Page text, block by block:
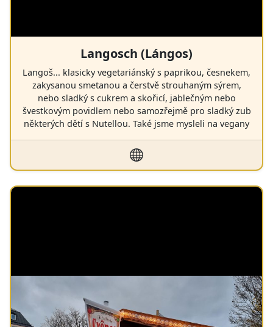
Langosch (Lángos)
Langoš... klasicky vegetariánský s paprikou, česnekem,
zakysanou smetanou a čerstvě strouhaným sýrem,
nebo sladký s cukrem a skořicí, jablečným nebo
švestkovým povidlem nebo samozřejmě pro sladký zub
některých dětí s Nutellou. Také jsme mysleli na vegany